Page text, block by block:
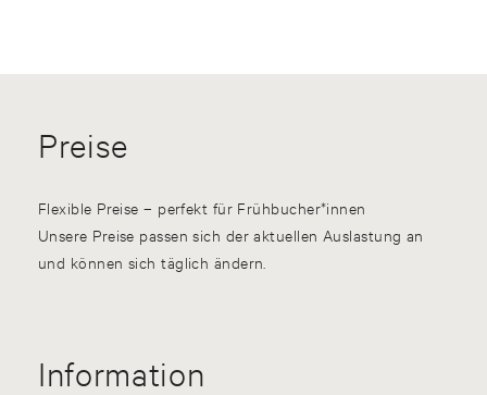
Preise
Flexible Preise – perfekt für Frühbucher*innen
Unsere Preise passen sich der aktuellen Auslastung an
und können sich täglich ändern.
Information